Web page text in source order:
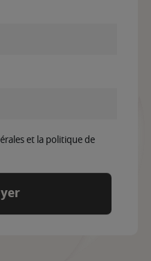
et la politique de